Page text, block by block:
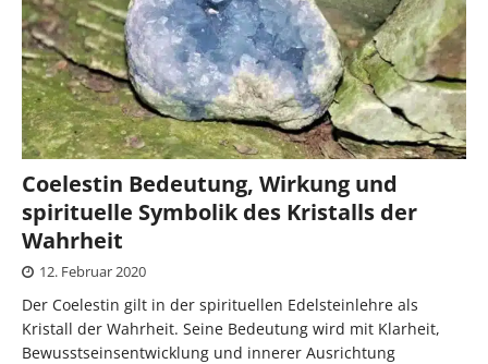
Coelestin Bedeutung, Wirkung und
spirituelle Symbolik des Kristalls der
Wahrheit
12. Februar 2020
Der Coelestin gilt in der spirituellen Edelsteinlehre als
Kristall der Wahrheit. Seine Bedeutung wird mit Klarheit,
Bewusstseinsentwicklung und innerer Ausrichtung